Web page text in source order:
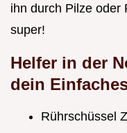
ihn durch Pilze oder
super!
Helfer in der
dein
Rührschüssel